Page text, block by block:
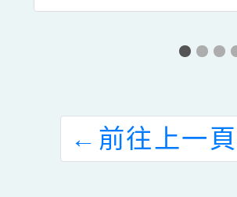
心評教師在職成
長研習」實施計
所屬人員，請查
照。
← 前往上一頁